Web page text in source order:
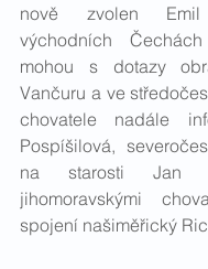
nově zvolen
východních
mohou s dotazy
Vančuru a ve
chovatele nadále
Pospíšilová,
na starosti
jihomoravskými
spojení našiměřický